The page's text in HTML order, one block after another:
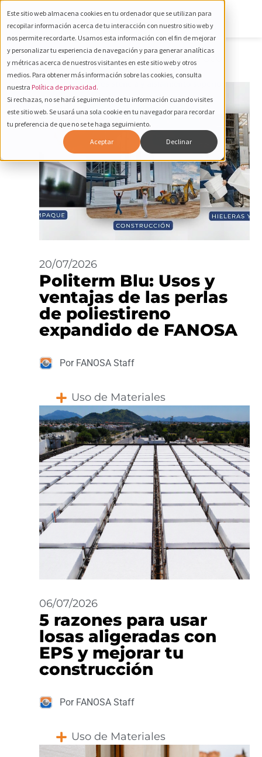
Este sitio web almacena cookies en tu ordenador que se utilizan para
recopilar información acerca de tu interacción con nuestro sitio web y
nos permite recordarte. Usamos esta información con el fin de mejorar
y personalizar tu experiencia de navegación y para generar analíticas
y métricas acerca de nuestros visitantes en este sitio web y otros
medios. Para obtener más información sobre las cookies, consulta
nuestra Política de privacidad.
Si rechazas, no se hará seguimiento de tu información cuando visites
este sitio web. Se usará una sola cookie en tu navegador para recordar
tu preferencia de que no se te haga seguimiento.
Aceptar Declinar
Tecnología e Innovación
de Materiales
20/07/2026
Politerm Blu: Usos y
ventajas de las perlas
de poliestireno
expandido de FANOSA
Por FANOSA Staff
Uso de Materiales
06/07/2026
5 razones para usar
losas aligeradas con
EPS y mejorar tu
construcción
Por FANOSA Staff
Uso de Materiales